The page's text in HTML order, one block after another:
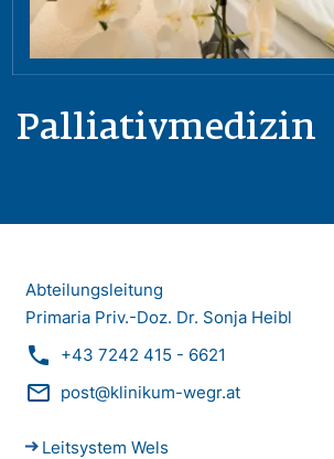
Palliativmedizin
Abteilungsleitung
Primaria Priv.-Doz. Dr. Sonja Heibl
phone +43 7242 415 - 6621
mail_outline post@klinikum-wegr.at
Leitsystem Wels